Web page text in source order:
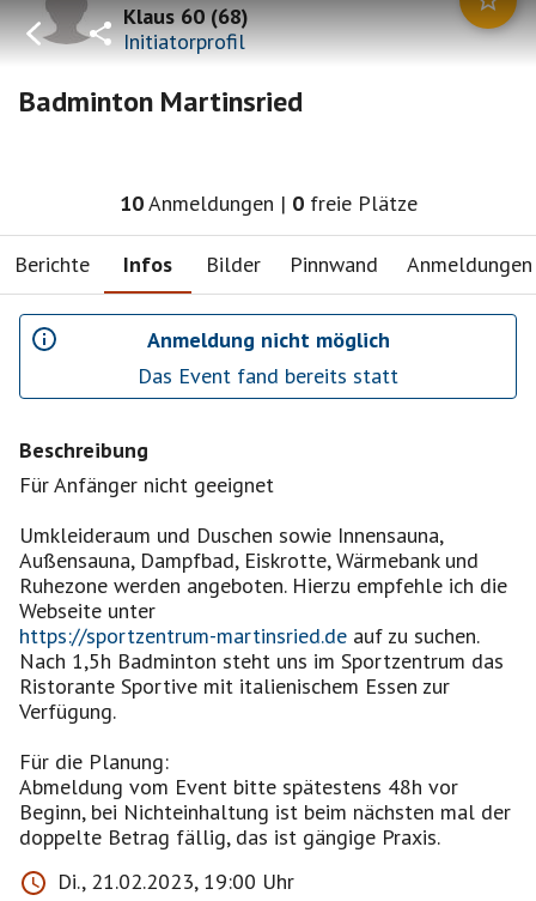
Klaus 60(68)
Initiatorprofil
Badminton Martinsried
10Anmeldungen | 0 freie Plätze
Berichte Infos Bilder Pinnwand Anmeldungen
Anmeldung nicht möglich
Das Event fand bereits statt
Beschreibung
Für Anfänger nicht geeignet
Umkleideraum und Duschen sowie Innensauna,
Außensauna, Dampfbad, Eiskrotte, Wärmebank und
Ruhezone werden angeboten. Hierzu empfehle ich die
https://sportzentrum-martinsried.de auf zu suchen.
Nach 1,5h Badminton steht uns im Sportzentrum das
Ristorante Sportive mit italienischem Essen zur
Verfügung.
Für die Planung:
Abmeldung vom Event bitte spätestens 48h vor
Beginn, bei Nichteinhaltung ist beim nächsten mal der
doppelte Betrag fällig, das ist gängige Praxis.
Di., 21.02.2023, 19:00 Uhr